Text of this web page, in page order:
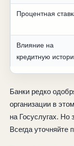
Процентная
Влияние на
кредитную
Банки редко
организации в
на Госуслугах. Но
Всегда уточняйте